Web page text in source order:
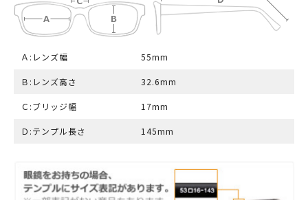
Ａ:レンズ幅 55mm
Ｂ:レンズ高さ 32.6mm
Ｃ:ブリッジ幅 17mm
Ｄ:テンプル長さ 145mm